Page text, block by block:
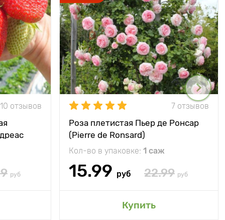
10 отзывов
руб
7 отзывов
Роза плетистая Пьер де Ронсар
(Pierre de Ronsard)
Кол-во в упаковке: 1 саж
15.99 руб 22.99 руб
Купить